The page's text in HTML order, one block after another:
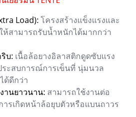
Load): โครงสร้างแข็งแรงและ
สามารถรับน้ำหนักได้มากกว่า
บ: เนื้อล้อยางอิลาสติกดูดซับแรง
ระสบการณ์การเข็นที่ นุ่มนวล
ด้ดีกว่า
านยาวนาน: สามารถใช้งานต่อ
ารเกิดหน้าล้อยุบตัวหรือแบนถาวร